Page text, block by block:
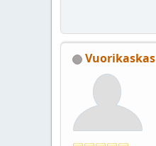
Vuorikaskas